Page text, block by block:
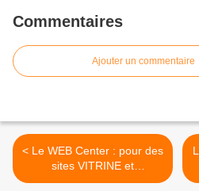
Commentaires
Ajouter un commentaire
< Le WEB Center : pour des
sites VITRINE et
MARCHAND avec contenus